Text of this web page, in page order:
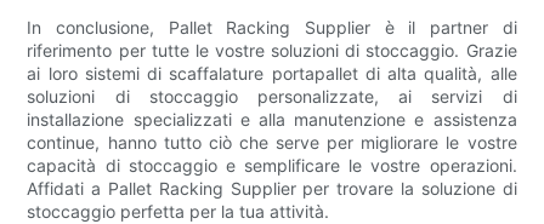
In conclusione, Pallet Racking Supplier è il partner di
riferimento per tutte le vostre soluzioni di stoccaggio. Grazie
ai loro sistemi di scaffalature portapallet di alta qualità, alle
soluzioni di stoccaggio personalizzate, ai servizi di
installazione specializzati e alla manutenzione e assistenza
continue, hanno tutto ciò che serve per migliorare le vostre
capacità di stoccaggio e semplificare le vostre operazioni.
Affidati a Pallet Racking Supplier per trovare la soluzione di
stoccaggio perfetta per la tua attività.